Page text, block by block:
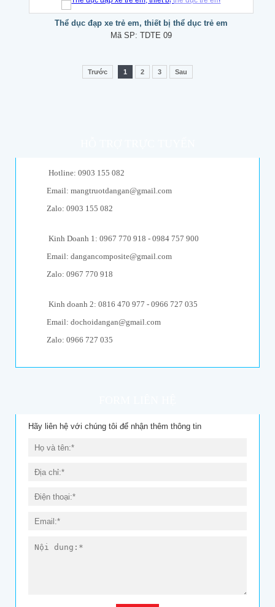
Thể dục đạp xe trẻ em, thiết bị thể dục trẻ em
Mã SP: TDTE 09
Trước 1 2 3 Sau
Hotline: 0903 155 082
Email: mangtruotdangan@gmail.com
Zalo: 0903 155 082
Kinh Doanh 1: 0967 770 918 - 0984 757 900
Email: dangancomposite@gmail.com
Zalo: 0967 770 918
Kinh doanh 2: 0816 470 977 - 0966 727 035
Email: dochoidangan@gmail.com
Zalo: 0966 727 035
Hãy liên hệ với chúng tôi để nhận thêm thông tin